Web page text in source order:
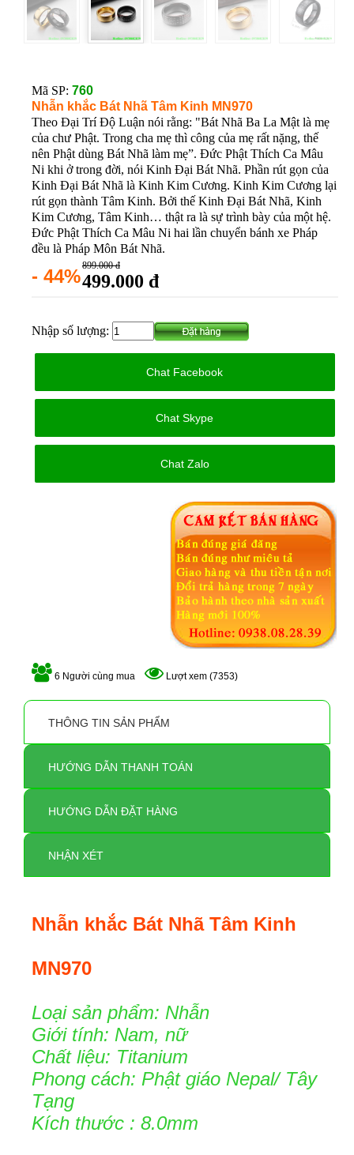
Mã SP: 760
Nhẫn khắc Bát Nhã Tâm Kinh MN970
Theo Đại Trí Độ Luận nói rằng: "Bát Nhã Ba La Mật là mẹ
của chư Phật. Trong cha mẹ thì công của mẹ rất nặng, thế
nên Phật dùng Bát Nhã làm mẹ”. Đức Phật Thích Ca Mâu
Ni khi ở trong đời, nói Kinh Đại Bát Nhã. Phần rút gọn của
Kinh Đại Bát Nhã là Kinh Kim Cương. Kinh Kim Cương lại
rút gọn thành Tâm Kinh. Bởi thế Kinh Đại Bát Nhã, Kinh
Kim Cương, Tâm Kinh… thật ra là sự trình bày của một hệ.
Đức Phật Thích Ca Mâu Ni hai lần chuyển bánh xe Pháp
đều là Pháp Môn Bát Nhã.
- 44%899.000 đ
499.000 đ
Nhập số lượng:
Chat Facebook
Chat Skype
Chat Zalo
6 Người cùng mua Lượt xem (7353)
THÔNG TIN SẢN PHẨM
HƯỚNG DẪN THANH TOÁN
HƯỚNG DẪN ĐẶT HÀNG
NHẬN XÉT
Nhẫn khắc Bát Nhã Tâm Kinh
MN970
Loại sản phẩm: Nhẫn
Giới tính: Nam, nữ
Chất liệu: Titanium
Phong cách: Phật giáo Nepal/ Tây
Tạng
Kích thước : 8.0mm